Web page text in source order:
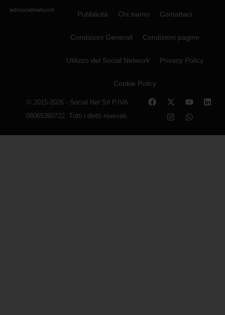
Pubblicità Chi siamo Contattaci
Condizioni Generali Condizioni pagine
Utilizzo del Social Network Privacy Policy
Cookie Policy
© 2015-2026 - Social Net Srl P.IVA
08065360722. Tutti i diritti riservati.